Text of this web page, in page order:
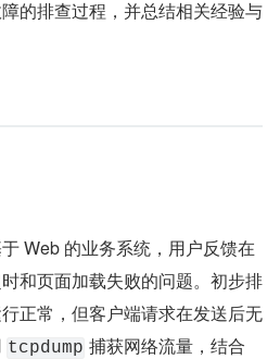
的排查过程，并总结相关经验与
Web 的业务系统，用户反馈在
和页面加载失败的问题。初步排
正常，但客户端请求在发送后无
tcpdump 捕获网络流量，结合